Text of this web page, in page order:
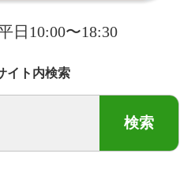
日10:00〜18:30
イト内検索
検索